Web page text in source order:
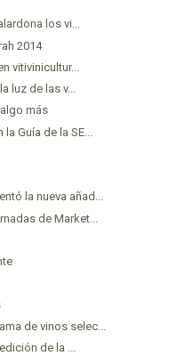
los vi...
2014
vitivinicultur...
luz de las v...
más
Guía de la SE...
la nueva añad...
de Market...
de vinos selec...
de la ...